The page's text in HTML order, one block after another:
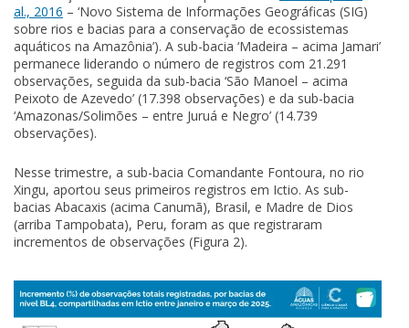
al., 2016 – ‘Novo Sistema de Informações Geográficas (SIG)
sobre rios e bacias para a conservação de ecossistemas
aquáticos na Amazônia’). A sub-bacia ‘Madeira – acima Jamari’
permanece liderando o número de registros com 21.291
observações, seguida da sub-bacia ‘São Manoel – acima
Peixoto de Azevedo’ (17.398 observações) e da sub-bacia
‘Amazonas/Solimões – entre Juruá e Negro’ (14.739
observações).
Nesse trimestre, a sub-bacia Comandante Fontoura, no rio
Xingu, aportou seus primeiros registros em Ictio. As sub-
bacias Abacaxis (acima Canumã), Brasil, e Madre de Dios
(arriba Tampobata), Peru, foram as que registraram
incrementos de observações (Figura 2).